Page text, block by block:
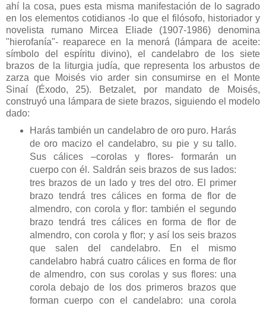
ahí la cosa, pues esta misma manifestación de lo sagrado
en los elementos cotidianos -lo que el filósofo, historiador y
novelista rumano Mircea Eliade (1907-1986) denomina
"hierofanía"- reaparece en la menorá (lámpara de aceite:
símbolo del espíritu divino), el candelabro de los siete
brazos de la liturgia judía, que representa los arbustos de
zarza que Moisés vio arder sin consumirse en el Monte
Sinaí (Éxodo, 25). Betzalet, por mandato de Moisés,
construyó una lámpara de siete brazos, siguiendo el modelo
dado:
Harás también un candelabro de oro puro. Harás
de oro macizo el candelabro, su pie y su tallo.
Sus cálices –corolas y flores- formarán un
cuerpo con él. Saldrán seis brazos de sus lados:
tres brazos de un lado y tres del otro. El primer
brazo tendrá tres cálices en forma de flor de
almendro, con corola y flor: también el segundo
brazo tendrá tres cálices en forma de flor de
almendro, con corola y flor; y así los seis brazos
que salen del candelabro. En el mismo
candelabro habrá cuatro cálices en forma de flor
de almendro, con sus corolas y sus flores: una
corola debajo de los dos primeros brazos que
forman cuerpo con el candelabro: una corola